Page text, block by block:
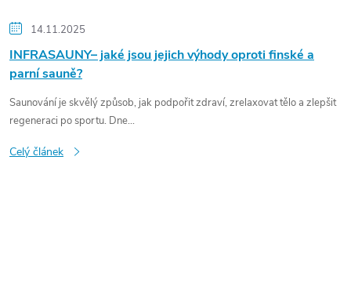
14.11.2025
INFRASAUNY– jaké jsou jejich výhody oproti finské a
parní sauně?
Saunování je skvělý způsob, jak podpořit zdraví, zrelaxovat tělo a zlepšit
regeneraci po sportu. Dne...
Celý článek